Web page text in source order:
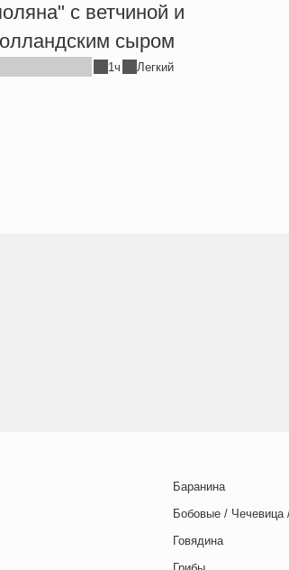
с ветчиной и
сыром
1ч Легкий
Баранина
Бобовые / Чечевица
Говядина